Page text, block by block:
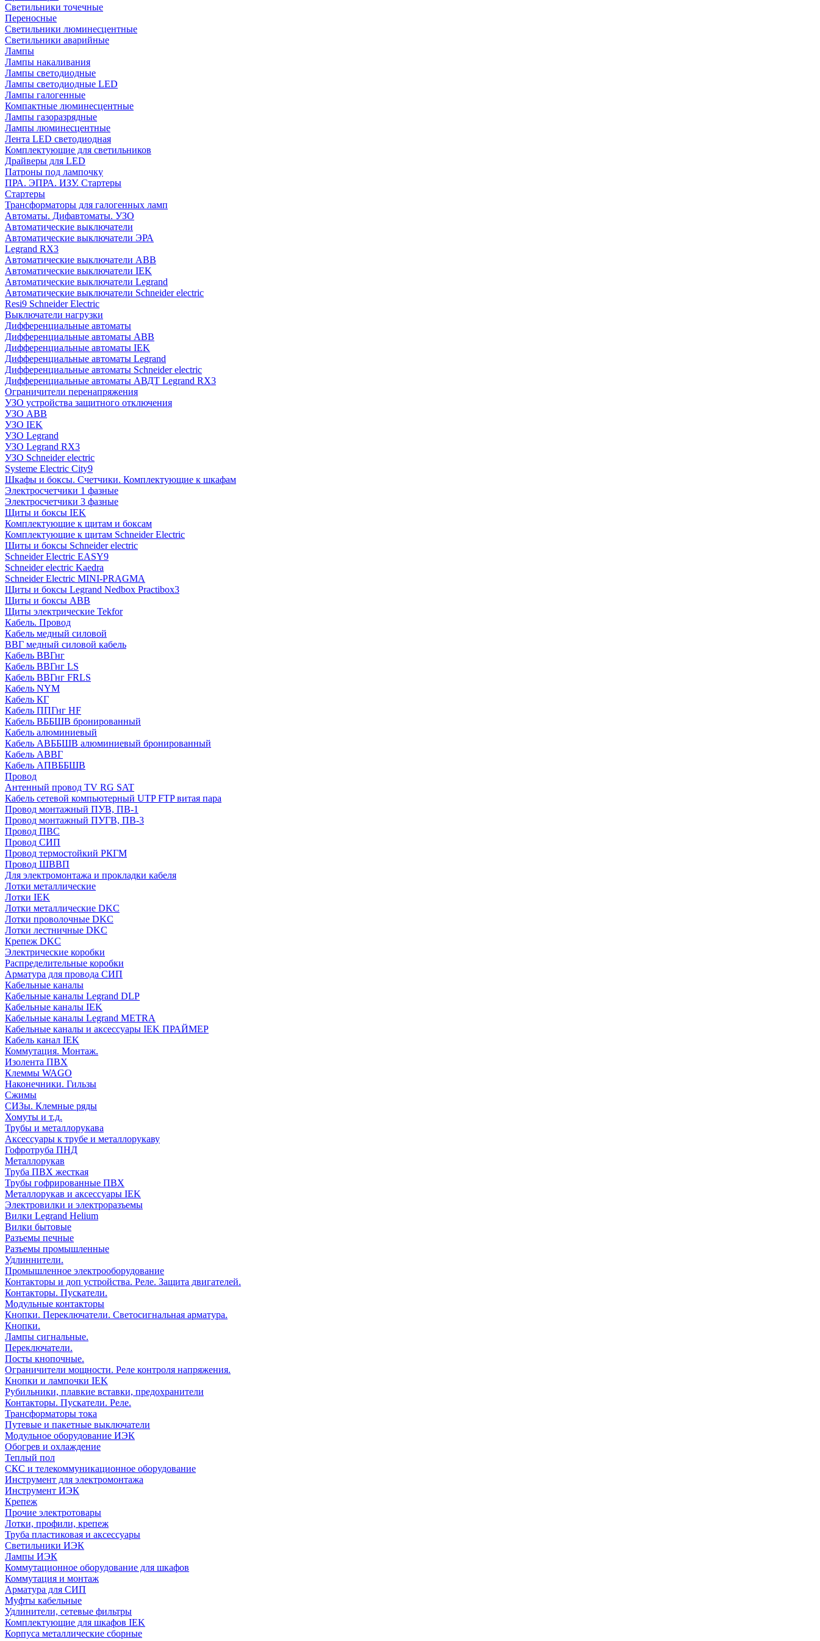
Cветильники точечные
Переносные
Светильники люминесцентные
Светильники аварийные
Лампы
Лампы накаливания
Лампы светодиодные
Лампы светодиодные LED
Лампы галогенные
Компактные люминесцентные
Лампы газоразрядные
Лампы люминесцентные
Лента LED светодиодная
Комплектующие для светильников
Драйверы для LED
Патроны под лампочку
ПРА. ЭПРА. ИЗУ. Стартеры
Стартеры
Трансформаторы для галогенных ламп
Автоматы. Дифавтоматы. УЗО
Автоматические выключатели
Автоматические выключатели ЭРА
Legrand RX3
Автоматические выключатели ABB
Автоматические выключатели IEK
Автоматические выключатели Legrand
Автоматические выключатели Schneider electric
Resi9 Schneider Electric
Выключатели нагрузки
Дифференциальные автоматы
Дифференциальные автоматы ABB
Дифференциальные автоматы IEK
Дифференциальные автоматы Legrand
Дифференциальные автоматы Schneider electric
Дифференциальные автоматы АВДТ Legrand RX3
Ограничители перенапряжения
УЗО устройства защитного отключения
УЗО ABB
УЗО IEK
УЗО Legrand
УЗО Legrand RX3
УЗО Schneider electric
Systeme Electric City9
Шкафы и боксы. Счетчики. Комплектующие к шкафам
Электросчетчики 1 фазные
Электросчетчики 3 фазные
Щиты и боксы IEK
Комплектующие к щитам и боксам
Комплектующие к щитам Schneider Electric
Щиты и боксы Schneider electric
Schneider Electric EASY9
Schneider electric Kaedra
Schneider Electric MINI-PRAGMA
Щиты и боксы Legrand Nedbox Practibox3
Щиты и боксы ABB
Щиты электрические Tekfor
Кабель. Провод
Кабель медный силовой
ВВГ медный силовой кабель
Кабель ВВГнг
Кабель ВВГнг LS
Кабель ВВГнг FRLS
Кабель NYM
Кабель КГ
Кабель ППГнг HF
Кабель ВББШВ бронированный
Кабель алюминиевый
Кабель АВББШВ алюминиевый бронированный
Кабель АВВГ
Кабель АПВББШВ
Провод
Антенный провод TV RG SAT
Кабель сетевой компьютерный UTP FTP витая пара
Провод монтажный ПУВ, ПВ-1
Провод монтажный ПУГВ, ПВ-3
Провод ПВС
Провод СИП
Провод термостойкий РКГМ
Провод ШВВП
Для электромонтажа и прокладки кабеля
Лотки металлические
Лотки IEK
Лотки металлические DKC
Лотки проволочные DKC
Лотки лестничные DKC
Крепеж DKC
Электрические коробки
Распределительные коробки
Арматура для провода СИП
Кабельные каналы
Кабельные каналы Legrand DLP
Кабельные каналы IEK
Кабельные каналы Legrand METRA
Кабельные каналы и аксессуары IEK ПРАЙМЕР
Кабель канал IEK
Коммутация. Монтаж.
Изолента ПВХ
Клеммы WAGO
Наконечники. Гильзы
Сжимы
СИЗы. Клемные ряды
Хомуты и т.д.
Трубы и металлорукава
Аксессуары к трубе и металлорукаву
Гофротруба ПНД
Металлорукав
Труба ПВХ жесткая
Трубы гофрированные ПВХ
Металлорукав и аксессуары IEK
Электровилки и электроразъемы
Вилки Legrand Helium
Вилки бытовые
Разъемы печные
Разъемы промышленные
Удлиннители.
Промышленное электрооборудование
Контакторы и доп устройства. Реле. Защита двигателей.
Контакторы. Пускатели.
Модульные контакторы
Кнопки. Переключатели. Светосигнальная арматура.
Кнопки.
Лампы сигнальные.
Переключатели.
Посты кнопочные.
Ограничители мощности. Реле контроля напряжения.
Кнопки и лампочки IEK
Рубильники, плавкие вставки, предохранители
Контакторы. Пускатели. Реле.
Трансформаторы тока
Путевые и пакетные выключатели
Модульное оборудование ИЭК
Обогрев и охлаждение
Теплый пол
СКС и телекоммуникационное оборудование
Инструмент для электромонтажа
Инструмент ИЭК
Крепеж
Прочие электротовары
Лотки, профили, крепеж
Труба пластиковая и аксессуары
Светильники ИЭК
Лампы ИЭК
Коммутационное оборудование для шкафов
Коммутация и монтаж
Арматура для СИП
Муфты кабельные
Удлинители, сетевые фильтры
Комплектующие для шкафов IEK
Корпуса металлические сборные